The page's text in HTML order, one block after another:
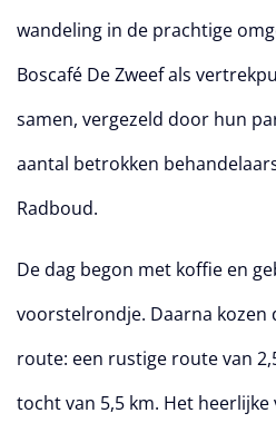
wandeling in de prachtige
Boscafé De Zweef als
samen, vergezeld door hun
aantal betrokken
Radboud.
De dag begon met koffie en
voorstelrondje. Daarna kozen
route: een rustige route van
tocht van 5,5 km. Het